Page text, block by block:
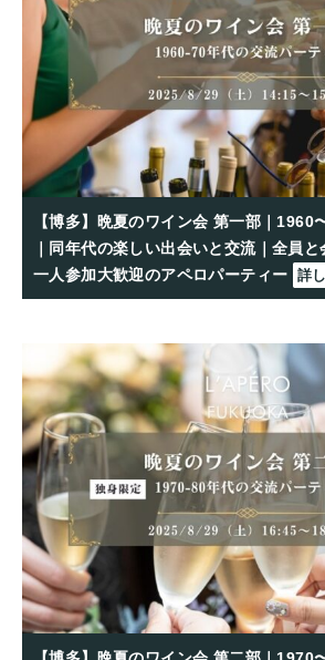
【博多】晩夏のワイン会 第一部｜1960
｜同年代の楽しい出会いと交流｜全員
一人参加大歓迎のアペロパーティー 詳